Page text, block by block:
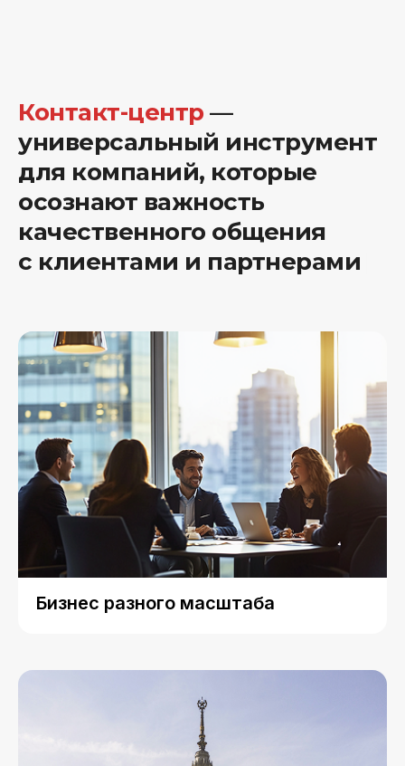
Контакт-центр —
универсальный инструмент
для компаний, которые
осознают важность
качественного общения
с клиентами и партнерами
Бизнес разного масштаба